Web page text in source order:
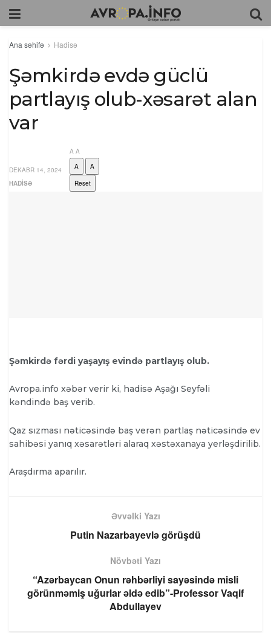
Ana səhifə Hadisə
Şəmkirdə evdə güclü
partlayış olub-xəsarət alan
var
DEKABR 14, 2024
HADISƏ
A A
A
A
Reset
Şəmkirdə fərdi yaşayış evində partlayış olub.
Avropa.info xəbər verir ki, hadisə Aşağı Seyfəli
kəndində baş verib.
Qaz sızması nəticəsində baş verən partlaş nəticəsində ev
sahibəsi yanıq xəsarətləri alaraq xəstəxanaya yerləşdirilib.
Araşdırma aparılır.
Əvvəlki Yazı
Putin Nazarbayevlə görüşdü
Növbəti Yazı
“Azərbaycan Onun rəhbərliyi sayəsində misli
görünməmiş uğurlar əldə edib”-Professor Vaqif
Abdullayev